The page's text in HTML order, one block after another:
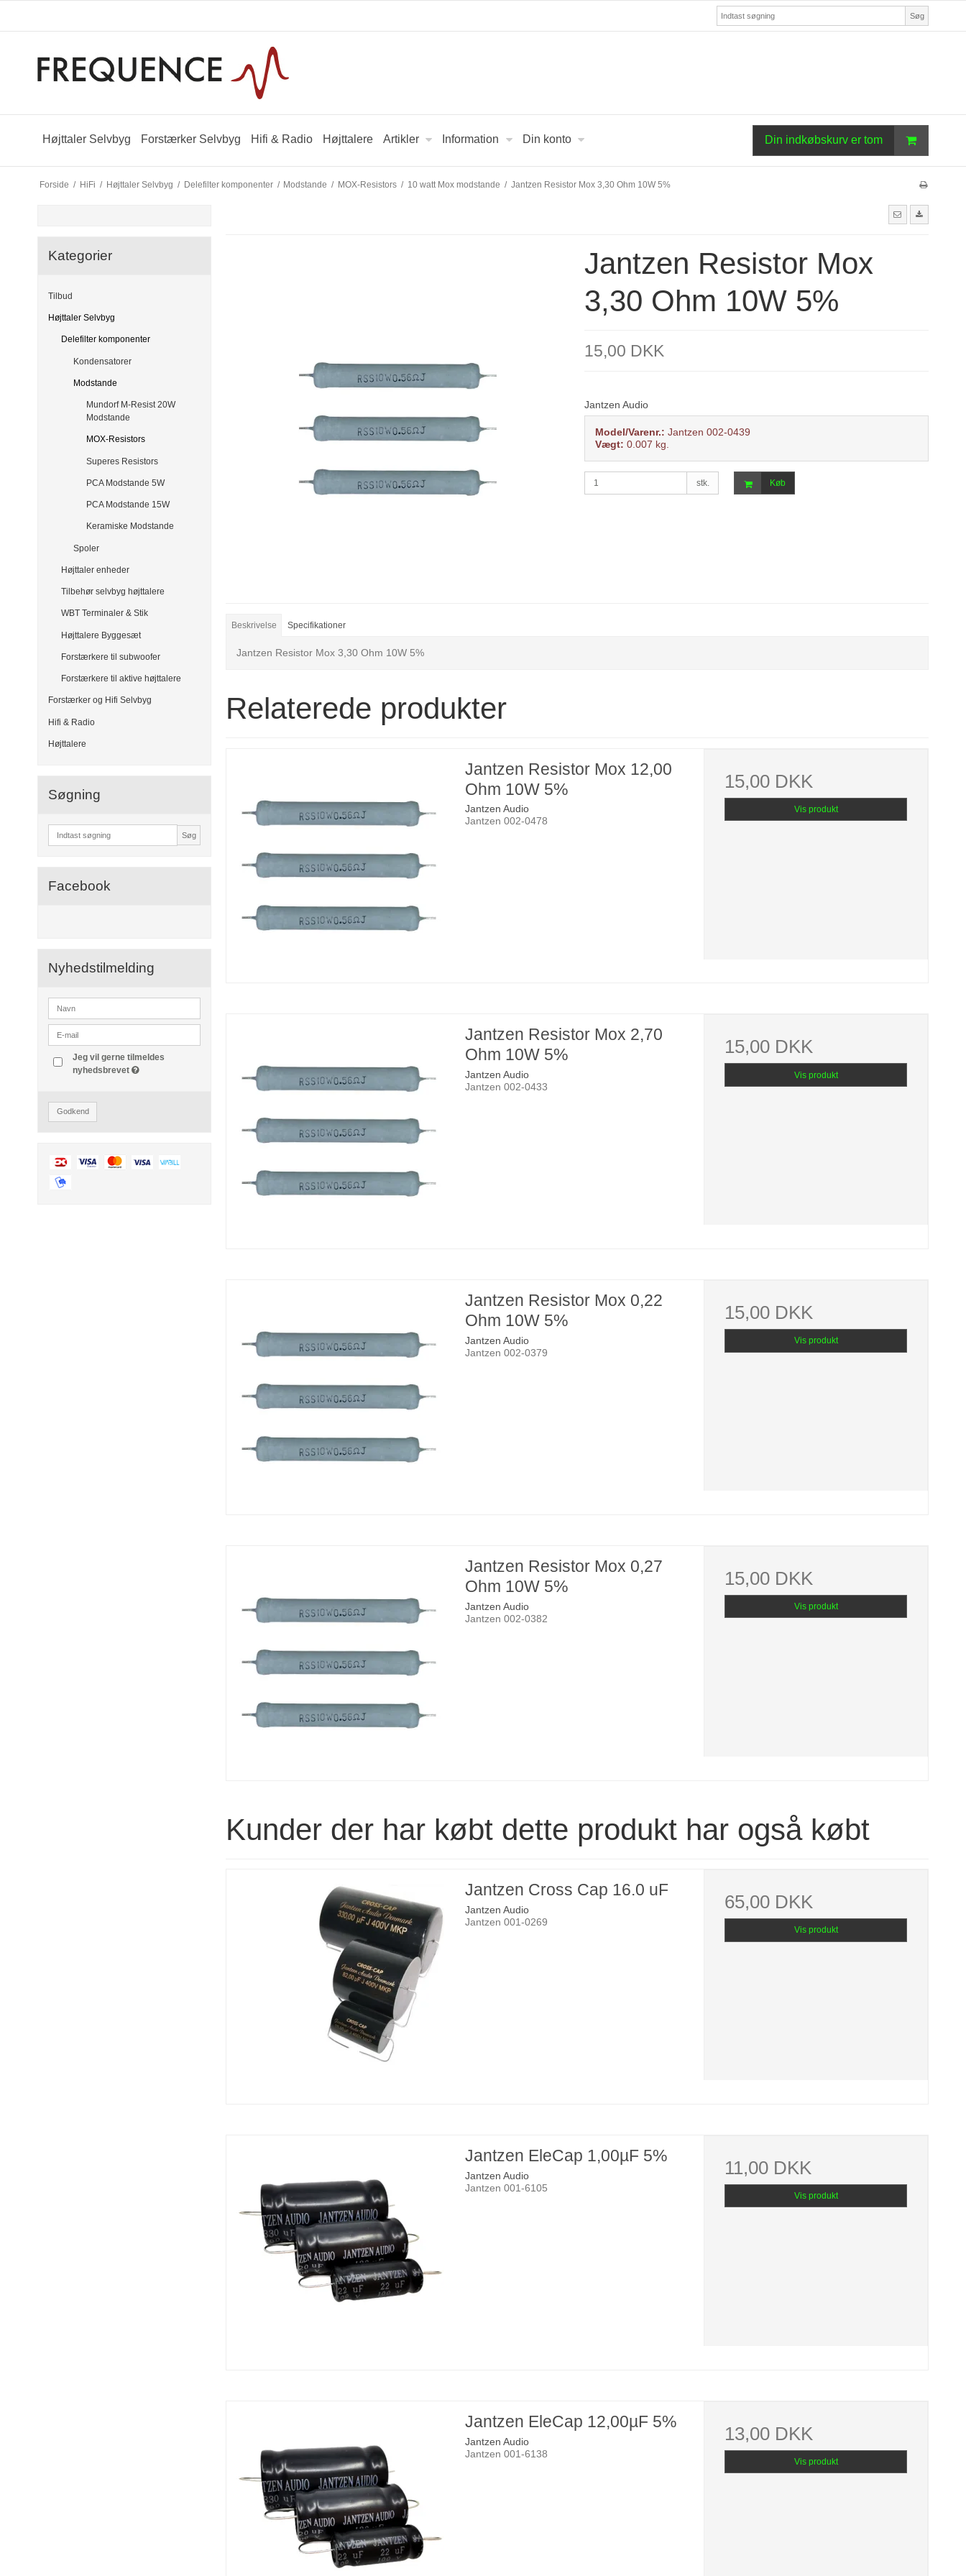
Søg
Højttaler Selvbyg Forstærker Selvbyg Hifi & Radio Højttalere Artikler Information Din konto Din indkøbskurv er tom
Forside / HiFi / Højttaler Selvbyg / Delefilter komponenter / Modstande / MOX-Resistors / 10 watt Mox modstande / Jantzen Resistor Mox 3,30 Ohm 10W 5%
Kategorier
Tilbud
Højttaler Selvbyg
Delefilter komponenter
Kondensatorer
Modstande
Mundorf M-Resist 20W
Modstande
MOX-Resistors
Superes Resistors
PCA Modstande 5W
PCA Modstande 15W
Keramiske Modstande
Spoler
Højttaler enheder
Tilbehør selvbyg højttalere
WBT Terminaler & Stik
Højttalere Byggesæt
Forstærkere til subwoofer
Forstærkere til aktive højttalere
Forstærker og Hifi Selvbyg
Hifi & Radio
Højttalere
Søgning
Søg
Facebook
Nyhedstilmelding
Jeg vil gerne tilmeldes
nyhedsbrevet
Godkend
Jantzen Resistor Mox
3,30 Ohm 10W 5%
15,00 DKK
Jantzen Audio
Model/Varenr.: Jantzen 002-0439
Vægt: 0.007 kg.
stk. Køb
Beskrivelse Specifikationer
Jantzen Resistor Mox 3,30 Ohm 10W 5%
Relaterede produkter
Jantzen Resistor Mox 12,00
Ohm 10W 5%
Jantzen Audio
Jantzen 002-0478
15,00 DKK
Vis produkt
Jantzen Resistor Mox 2,70
Ohm 10W 5%
Jantzen Audio
Jantzen 002-0433
15,00 DKK
Vis produkt
Jantzen Resistor Mox 0,22
Ohm 10W 5%
Jantzen Audio
Jantzen 002-0379
15,00 DKK
Vis produkt
Jantzen Resistor Mox 0,27
Ohm 10W 5%
Jantzen Audio
Jantzen 002-0382
15,00 DKK
Vis produkt
Kunder der har købt dette produkt har også købt
Jantzen Cross Cap 16.0 uF
Jantzen Audio
Jantzen 001-0269
65,00 DKK
Vis produkt
Jantzen EleCap 1,00µF 5%
Jantzen Audio
Jantzen 001-6105
11,00 DKK
Vis produkt
Jantzen EleCap 12,00µF 5%
Jantzen Audio
Jantzen 001-6138
13,00 DKK
Vis produkt